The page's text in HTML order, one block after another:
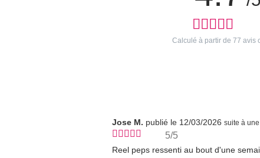
Calculé à partir de 77 avis
Jose M. publié le 12/03/2026 suite à
5/5
Reel peps ressenti au bout d'une